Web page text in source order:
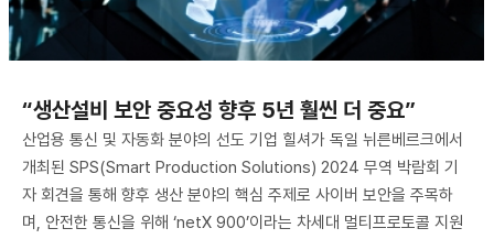
“생산설비 보안 중요성 향후 5년 훨씬 더 중요”
산업용 통신 및 자동화 분야의 선도 기업 힐셔가 독일 뉘른베르크에서
개최된 SPS(Smart Production Solutions) 2024 무역 박람회 기
자 회견을 통해 향후 생산 분야의 핵심 주제로 사이버 보안을 주목하
며, 안전한 통신을 위해 ‘netX 900’이라는 차세대 멀티프로토콜 지원